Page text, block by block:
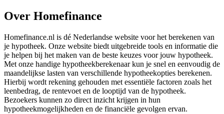
Over Homefinance
Homefinance.nl is dé Nederlandse website voor het berekenen van
je hypotheek. Onze website biedt uitgebreide tools en informatie die
je helpen bij het maken van de beste keuzes voor jouw hypotheek.
Met onze handige hypotheekberekenaar kun je snel en eenvoudig de
maandelijkse lasten van verschillende hypotheekopties berekenen.
Hierbij wordt rekening gehouden met essentiële factoren zoals het
leenbedrag, de rentevoet en de looptijd van de hypotheek.
Bezoekers kunnen zo direct inzicht krijgen in hun
hypotheekmogelijkheden en de financiële gevolgen ervan.